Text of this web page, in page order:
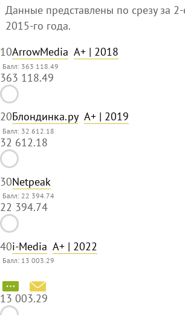
Данные представлены по срезу за
2015-го года.
10ArrowMedia A+ | 2018
Балл: 363 118.49
363 118.49
20Блондинка.ру A+ | 2019
Балл: 32 612.18
32 612.18
30Netpeak
Балл: 22 394.74
22 394.74
40i-Media A+ | 2022
Балл: 13 003.29
13 003.29